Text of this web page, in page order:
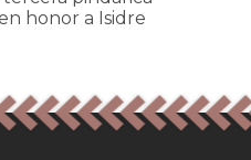
honor a Isidre